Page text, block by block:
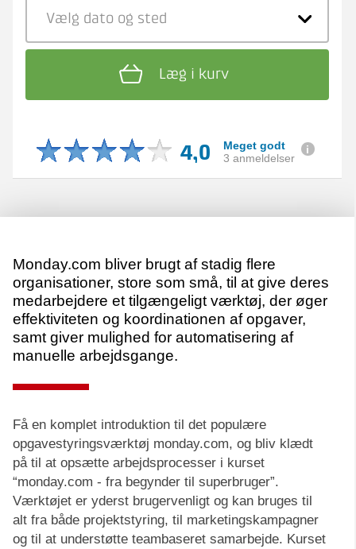
Vælg dato og sted
Læg i kurv
4,0
Meget godt
3 anmeldelser
Monday.com bliver brugt af stadig flere
organisationer, store som små, til at give deres
medarbejdere et tilgængeligt værktøj, der øger
effektiviteten og koordinationen af opgaver,
samt giver mulighed for automatisering af
manuelle arbejdsgange.
Få en komplet introduktion til det populære
opgavestyringsværktøj monday.com, og bliv klædt
på til at opsætte arbejdsprocesser i kurset
“monday.com - fra begynder til superbruger”.
Værktøjet er yderst brugervenligt og kan bruges til
alt fra både projektstyring, til marketingskampagner
og til at understøtte teambaseret samarbejde. Kurset